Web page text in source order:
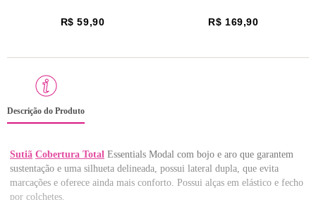
R$ 59,90 R$ 169,90
Descrição do Produto
Sutiã Cobertura Total Essentials Modal com bojo e aro que garantem
sustentação e uma silhueta delineada, possui lateral dupla, que evita
marcações e oferece ainda mais conforto. Possui alças em elástico e fecho
por colchetes.